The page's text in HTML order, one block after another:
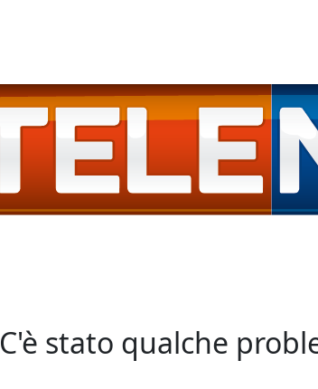
C'è stato qualche